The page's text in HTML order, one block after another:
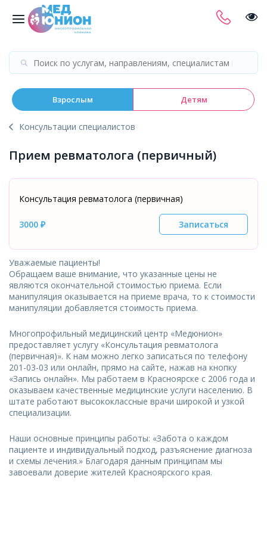
Взрослым Детям
Консультации специалистов
Прием ревматолога (первичный)
Консультация ревматолога (первичная)
3000 ₽ Записаться
Уважаемые пациенты!
Обращаем ваше внимание, что указанные цены не
являются окончательной стоимостью приема. Если
манипуляция оказывается на приеме врача, то к стоимости
манипуляции добавляется стоимость приема.
Многопрофильный медицинский центр «Медюнион»
предоставляет услугу «Консультация ревматолога
(первичная)». К нам можно легко записаться по телефону
201-03-03 или онлайн, прямо на сайте, нажав на кнопку
«Запись онлайн». Мы работаем в Красноярске с 2006 года и
оказываем качественные медицинские услуги населению. В
штате работают высококлассные врачи широкой и узкой
специализации.
Наши основные принципы работы: «Забота о каждом
пациенте и индивидуальный подход, разъяснение диагноза
и схемы лечения.» Благодаря данным принципам мы
завоевали доверие жителей Красноярского края.